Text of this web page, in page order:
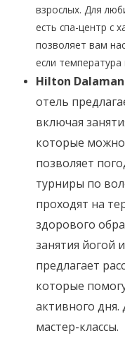
взрослых. Для
есть спа-центр с
позволяет вам
если
Hilton
отель
включая
которые
позволяет
турниры по
проходят на
здорового
занятия йогой
предлагает
которые
активного
мастер-классы.